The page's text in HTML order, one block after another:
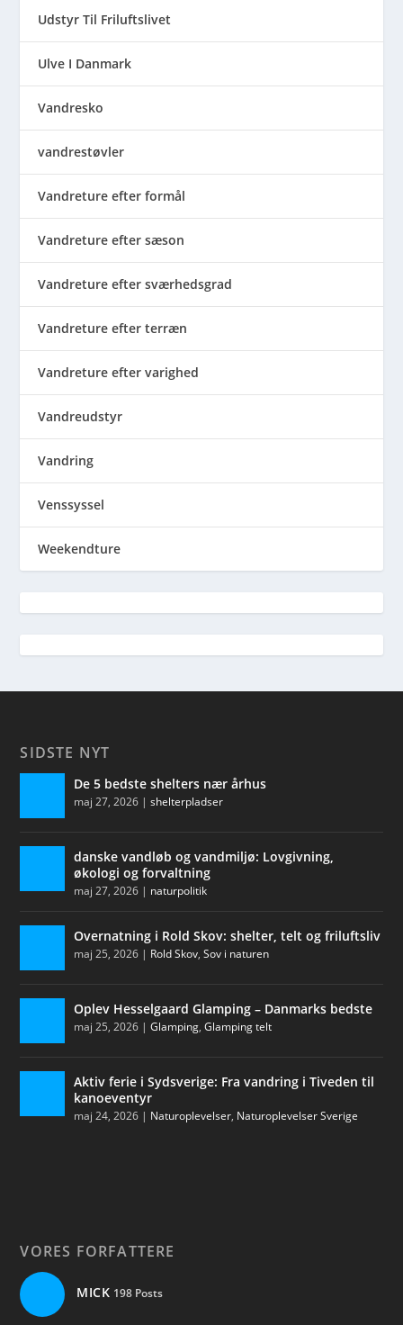
Udstyr Til Friluftslivet
Ulve I Danmark
Vandresko
vandrestøvler
Vandreture efter formål
Vandreture efter sæson
Vandreture efter sværhedsgrad
Vandreture efter terræn
Vandreture efter varighed
Vandreudstyr
Vandring
Venssyssel
Weekendture
SIDSTE NYT
De 5 bedste shelters nær århus
maj 27, 2026 |shelterpladser
danske vandløb og vandmiljø: Lovgivning,
økologi og forvaltning
maj 27, 2026 | naturpolitik
Overnatning i Rold Skov: shelter, telt og friluftsliv
maj 25, 2026 | Rold Skov,Sov i naturen
Oplev Hesselgaard Glamping – Danmarks bedste
maj 25, 2026 |Glamping,Glamping telt
Aktiv ferie i Sydsverige: Fra vandring i Tiveden til
kanoeventyr
maj 24, 2026 | Naturoplevelser, Naturoplevelser Sverige
VORES FORFATTERE
MICK 198 Posts